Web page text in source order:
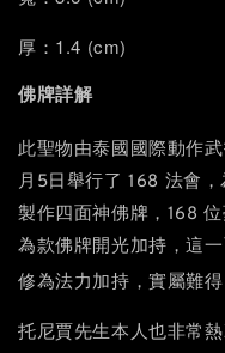
厚：1.4 (cm)
佛牌詳解
此聖物由泰國國際動作
月5日舉行了 168 法會
製作四面神佛牌，168
為款佛牌開光加持，這
修為法力加持 ，實屬難得
托尼賈先生本人也非常